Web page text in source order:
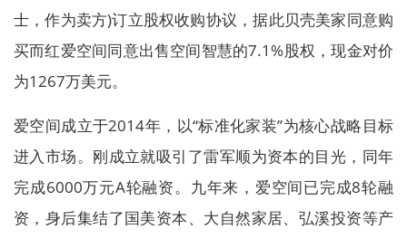
士，作为卖方)订立股权收购协议，据此贝壳美家同意购
买而红爱空间同意出售空间智慧的7.1%股权，现金对价
为1267万美元。
爱空间成立于2014年，以“标准化家装”为核心战略目标
进入市场。刚成立就吸引了雷军顺为资本的目光，同年
完成6000万元A轮融资。九年来，爱空间已完成8轮融
资，身后集结了国美资本、大自然家居、弘溪投资等产